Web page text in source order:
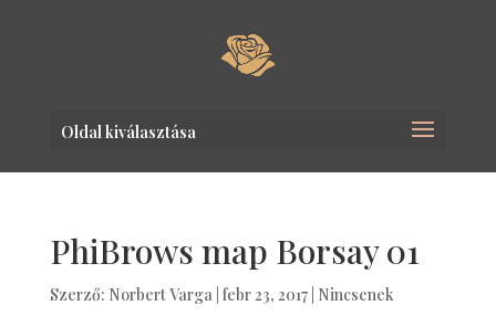
Oldal kiválasztása
PhiBrows map Borsay 01
Szerző: Norbert Varga| febr 23, 2017| Nincsenek